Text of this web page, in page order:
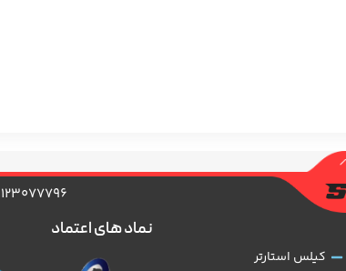
کیلس استارتر
نماد های اعتماد